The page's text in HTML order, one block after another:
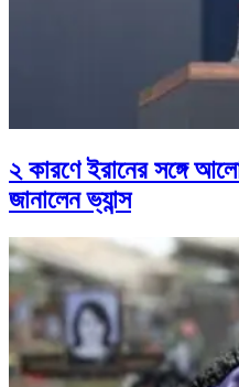
২ কারণে ইরানের সঙ্গে
জানালেন ভ্যান্স